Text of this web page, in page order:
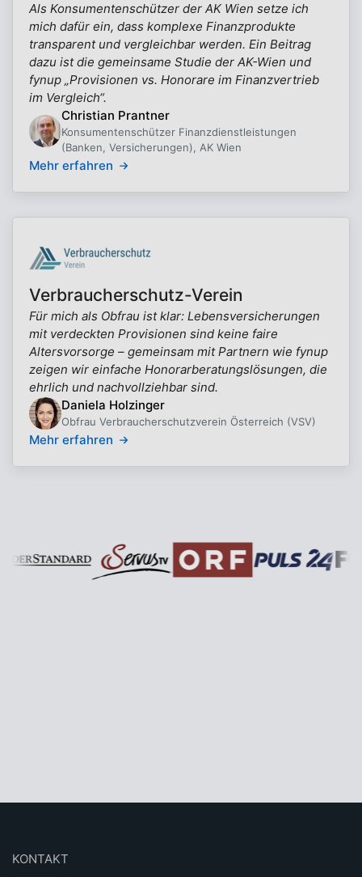
Als Konsumentenschützer der AK Wien setze ich
mich dafür ein, dass komplexe Finanzprodukte
transparent und vergleichbar werden. Ein Beitrag
dazu ist die gemeinsame Studie der AK-Wien und
fynup „Provisionen vs. Honorare im Finanzvertrieb
im Vergleich“.
Christian Prantner
Konsumentenschützer Finanzdienstleistungen
(Banken, Versicherungen), AK Wien
Mehr erfahren
Verbraucherschutz-Verein
Für mich als Obfrau ist klar: Lebensversicherungen
mit verdeckten Provisionen sind keine faire
Altersvorsorge – gemeinsam mit Partnern wie fynup
zeigen wir einfache Honorarberatungslösungen, die
ehrlich und nachvollziehbar sind.
Daniela Holzinger
Obfrau Verbraucherschutzverein Österreich (VSV)
Mehr erfahren
KONTAKT